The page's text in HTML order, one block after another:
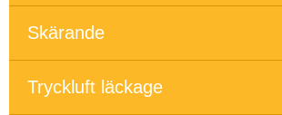
Skärande
Tryckluft läckage